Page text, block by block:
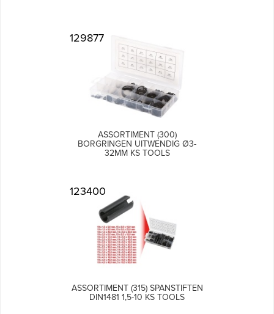
129877
ASSORTIMENT (300)
BORGRINGEN UITWENDIG Ø3-
32MM KS TOOLS
123400
ASSORTIMENT (315) SPANSTIFTEN
DIN1481 1,5-10 KS TOOLS